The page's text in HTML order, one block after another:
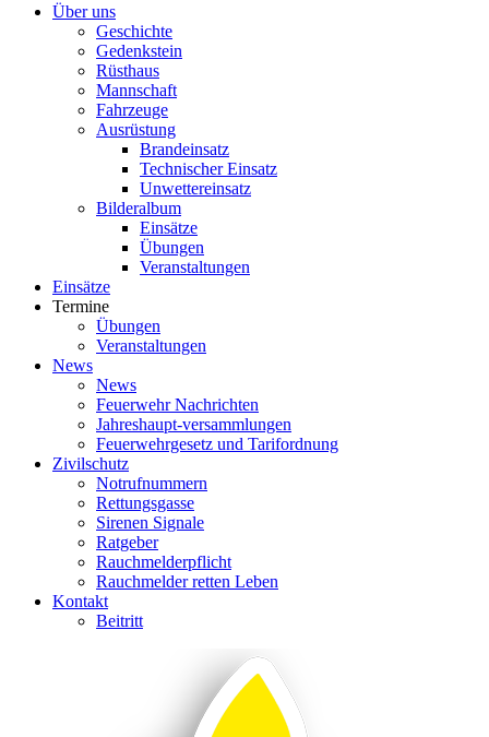
Über uns
Geschichte
Gedenkstein
Rüsthaus
Mannschaft
Fahrzeuge
Ausrüstung
Brandeinsatz
Technischer Einsatz
Unwettereinsatz
Bilderalbum
Einsätze
Übungen
Veranstaltungen
Einsätze
Termine
Übungen
Veranstaltungen
News
News
Feuerwehr Nachrichten
Jahreshaupt-versammlungen
Feuerwehrgesetz und Tarifordnung
Zivilschutz
Notrufnummern
Rettungsgasse
Sirenen Signale
Ratgeber
Rauchmelderpflicht
Rauchmelder retten Leben
Kontakt
Beitritt